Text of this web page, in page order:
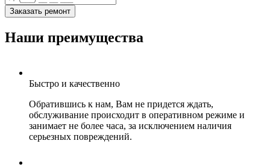
Заказать ремонт
Наши преимущества
Быстро и качественно
Обратившись к нам, Вам не придется ждать,
обслуживание происходит в оперативном режиме и
занимает не более часа, за исключением наличия
серьезных повреждений.